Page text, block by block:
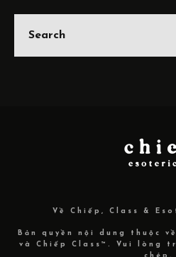
Về Chiếp, Class &
Bản quyền nội dung thuộc
và Chiếp Class™. Vui lòng